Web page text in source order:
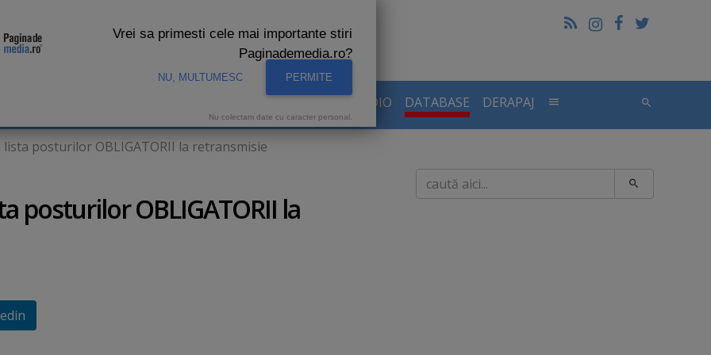
AUDIENTE RADIO DATABASE DERAPAJ
posturilor OBLIGATORII la retransmisie
posturilor OBLIGATORII la
Caută
Vrei sa primesti cele mai importante stiri
Paginademedia.ro?
NU, MULTUMESC PERMITE
Nu colectam date cu caracter personal.